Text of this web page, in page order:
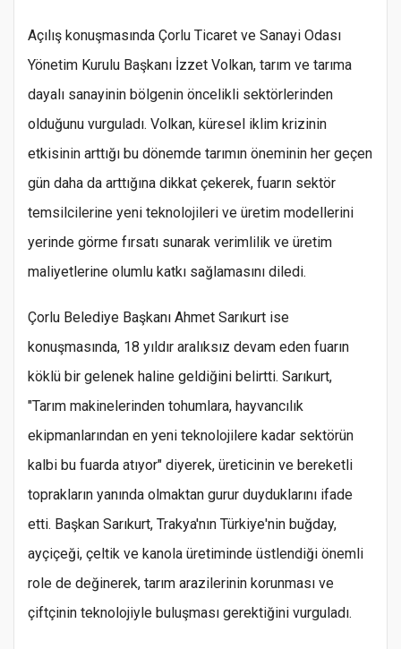
Açılış konuşmasında Çorlu Ticaret ve Sanayi Odası
Yönetim Kurulu Başkanı İzzet Volkan, tarım ve tarıma
dayalı sanayinin bölgenin öncelikli sektörlerinden
olduğunu vurguladı. Volkan, küresel iklim krizinin
etkisinin arttığı bu dönemde tarımın öneminin her geçen
gün daha da arttığına dikkat çekerek, fuarın sektör
temsilcilerine yeni teknolojileri ve üretim modellerini
yerinde görme fırsatı sunarak verimlilik ve üretim
maliyetlerine olumlu katkı sağlamasını diledi.
Çorlu Belediye Başkanı Ahmet Sarıkurt ise
konuşmasında, 18 yıldır aralıksız devam eden fuarın
köklü bir gelenek haline geldiğini belirtti. Sarıkurt,
"Tarım makinelerinden tohumlara, hayvancılık
ekipmanlarından en yeni teknolojilere kadar sektörün
kalbi bu fuarda atıyor" diyerek, üreticinin ve bereketli
toprakların yanında olmaktan gurur duyduklarını ifade
etti. Başkan Sarıkurt, Trakya'nın Türkiye'nin buğday,
ayçiçeği, çeltik ve kanola üretiminde üstlendiği önemli
role de değinerek, tarım arazilerinin korunması ve
çiftçinin teknolojiyle buluşması gerektiğini vurguladı.